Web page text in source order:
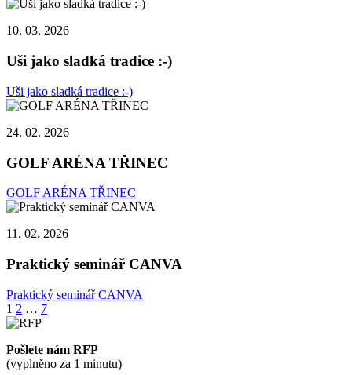
10. 03. 2026
Uši jako sladká tradice :-)
Uši jako sladká tradice :-)
24. 02. 2026
GOLF ARÉNA TŘINEC
GOLF ARÉNA TŘINEC
11. 02. 2026
Praktický seminář CANVA
Praktický seminář CANVA
Stránkování
příspěvků
1 2 … 7
Pošlete nám RFP
(vyplněno za 1 minutu)